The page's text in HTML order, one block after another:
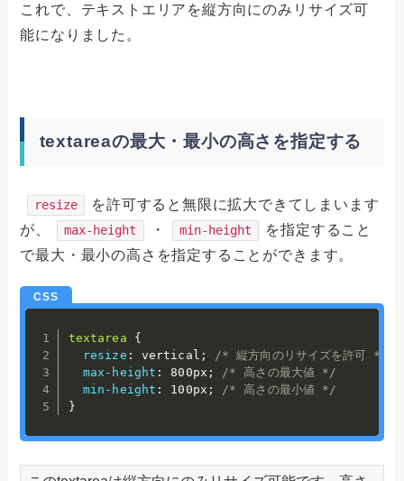
これで、テキストエリアを縦方向にのみリサイズ可
能になりました。
textareaの最大・最小の高さを指定する
resize
を許可すると無限に拡大できてしまいます
が、
max-height ・ min-height
を指定すること
で最大・最小の高さを指定することができます。
textarea
{
resize : vertical ;
/* 縦方向のリサイズを許可 */
max-height : 800px ;
/* 高さの最大値 */
min-height : 100px ;
/* 高さの最小値 */
}